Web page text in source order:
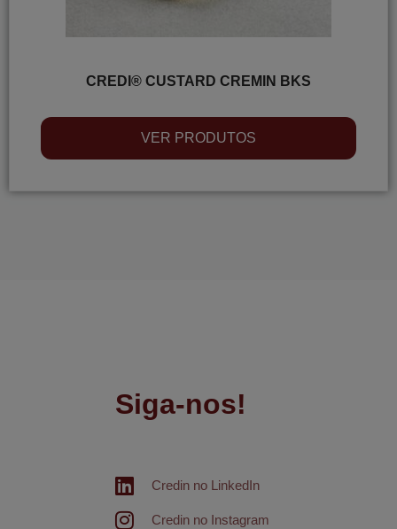
CREDI® CUSTARD CREMIN BKS
VER PRODUTOS
Siga-nos!
Credin no LinkedIn
Credin no Instagram